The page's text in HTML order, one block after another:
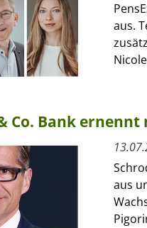
aus.
Co. Bank ernennt
aus